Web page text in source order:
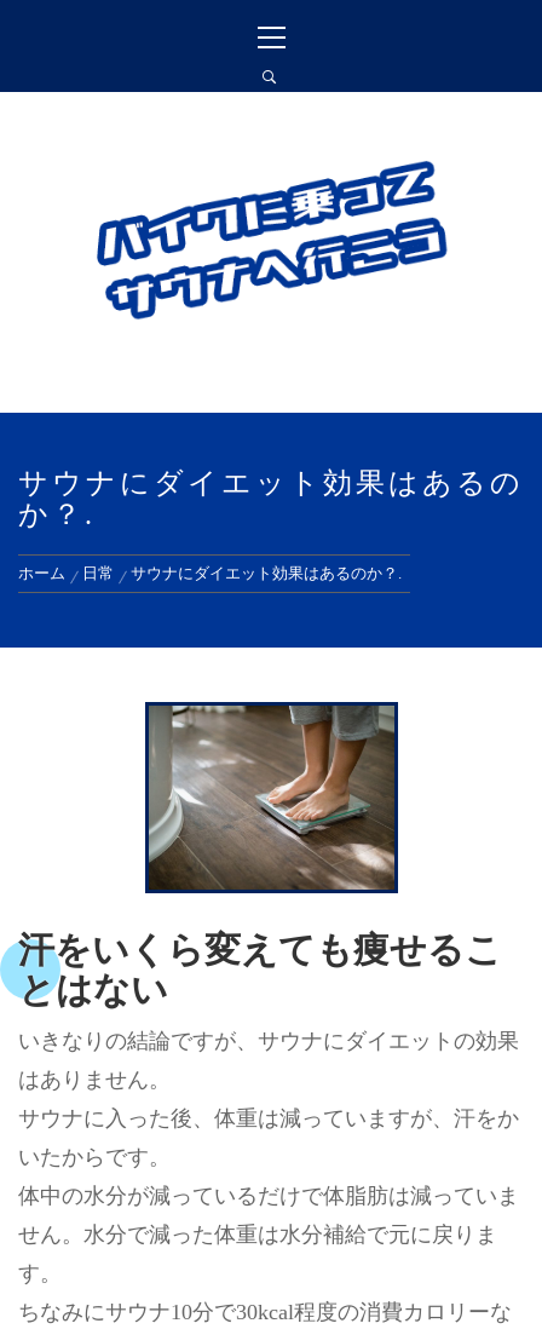
イ
ン
ー
バイクに乗ってサウナ
へ行こう
サウナにダイエット効果はあるの
か？.
ホーム 日常 サウナにダイエット効果はあるのか？.
汗をいくら変えても痩せるこ
とはない
いきなりの結論ですが、サウナにダイエットの効果
はありません。
サウナに入った後、体重は減っていますが、汗をか
いたからです。
体中の水分が減っているだけで体脂肪は減っていま
せん。水分で減った体重は水分補給で元に戻りま
す。
ちなみにサウナ10分で30kcal程度の消費カロリーな